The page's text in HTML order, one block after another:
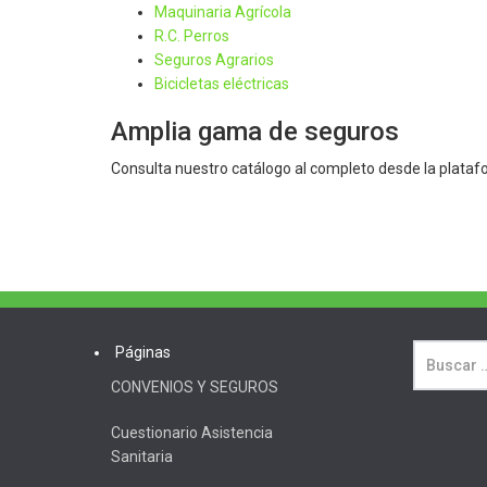
Maquinaria Agrícola
R.C. Perros
Seguros Agrarios
Bicicletas eléctricas
Amplia gama de seguros
Consulta nuestro catálogo al completo desde la
Páginas
CONVENIOS Y SEGUROS
Cuestionario Asistencia
Sanitaria